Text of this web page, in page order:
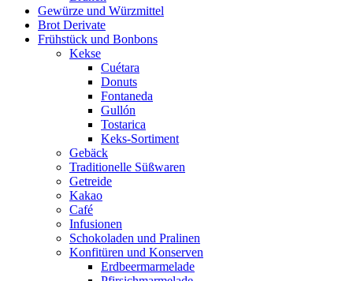
Gewürze und Würzmittel
Brot Derivate
Frühstück und Bonbons
Kekse
Cuétara
Donuts
Fontaneda
Gullón
Tostarica
Keks-Sortiment
Gebäck
Traditionelle Süßwaren
Getreide
Kakao
Café
Infusionen
Schokoladen und Pralinen
Konfitüren und Konserven
Erdbeermarmelade